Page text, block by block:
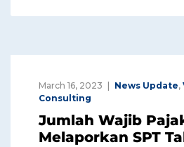
March 16, 2023 News Update,
Consulting
Jumlah Wajib
Melaporkan SPT